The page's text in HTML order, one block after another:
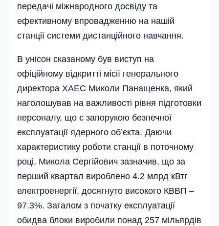
передачі міжнародного досвіду та
ефективному впровадженню на нашій
станції системи дистанційного навчання.
В унісон сказаному був виступ на
офіційному відкритті місії генерального
директора ХАЕС Миколи Панащенка, який
наголошував на важливості рівня підготовки
персоналу, що є запорукою безпечної
експлуат­ації ядерного об’єкта. Даючи
характеристику роботи станції в поточному
році, Микола Сергі­йович зазначив, що за
перший квартал вироблено 4.2 млрд кВтг
електроенергії, досягнуто високого КВВП –
97.3%. Загалом з початку експлуатації
обидва блоки виробили понад 257 мільярдів